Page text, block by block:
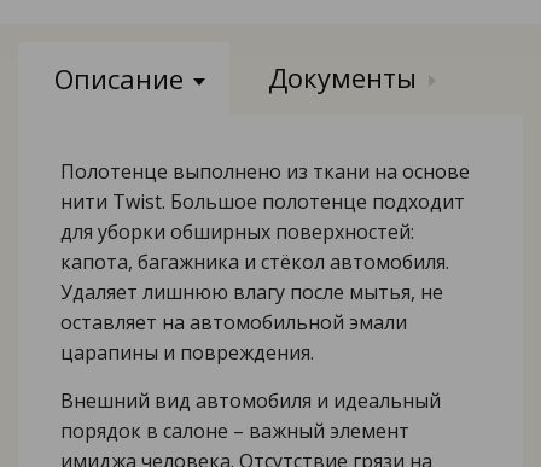
Описание Документы
Полотенце выполнено из ткани на основе
нити Twist. Большое полотенце подходит
для уборки обширных поверхностей:
капота, багажника и стёкол автомобиля.
Удаляет лишнюю влагу после мытья, не
оставляет на автомобильной эмали
царапины и повреждения.
Внешний вид автомобиля и идеальный
порядок в салоне – важный элемент
имиджа человека. Отсутствие грязи на